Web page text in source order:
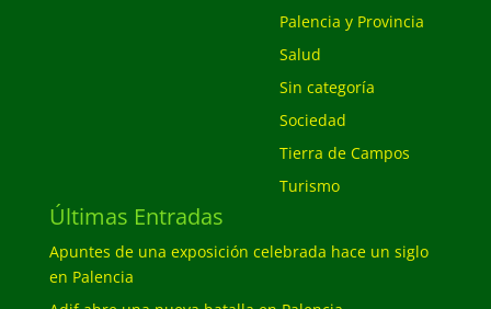
Palencia y Provincia
Salud
Sin categoría
Sociedad
Tierra de Campos
Turismo
Últimas Entradas
Apuntes de una exposición celebrada hace un siglo
en Palencia